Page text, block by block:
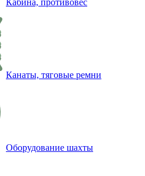
Канаты, тяговые ремни
Оборудование шахты